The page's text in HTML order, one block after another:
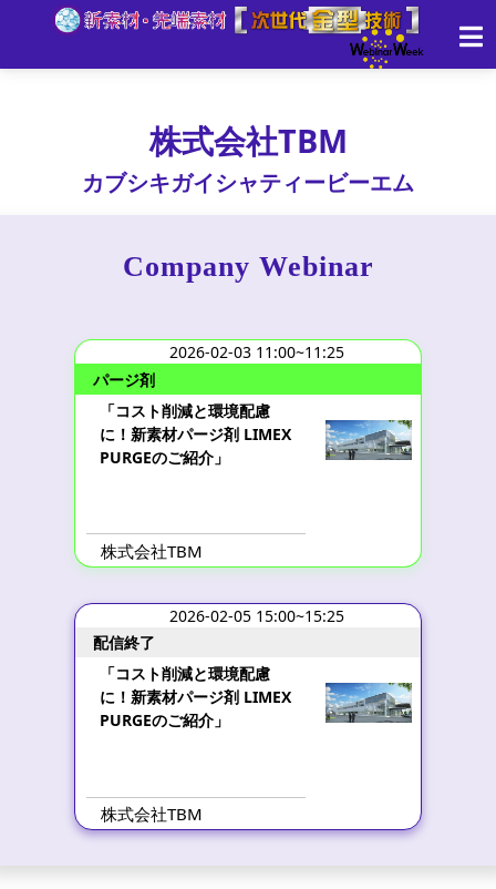
株式会社TBM
カブシキガイシャティービーエム
Company Webinar
2026-02-03 11:00~11:25
パージ剤
「コスト削減と環境配慮
に！新素材パージ剤 LIMEX
PURGEのご紹介」
株式会社TBM
2026-02-05 15:00~15:25
配信終了
「コスト削減と環境配慮
に！新素材パージ剤 LIMEX
PURGEのご紹介」
株式会社TBM